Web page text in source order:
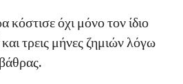
ράγας: Αυτόματη
Κατάλληλο
όχι μόνο τον ίδιο
τρεις μήνες ζημιών λόγω